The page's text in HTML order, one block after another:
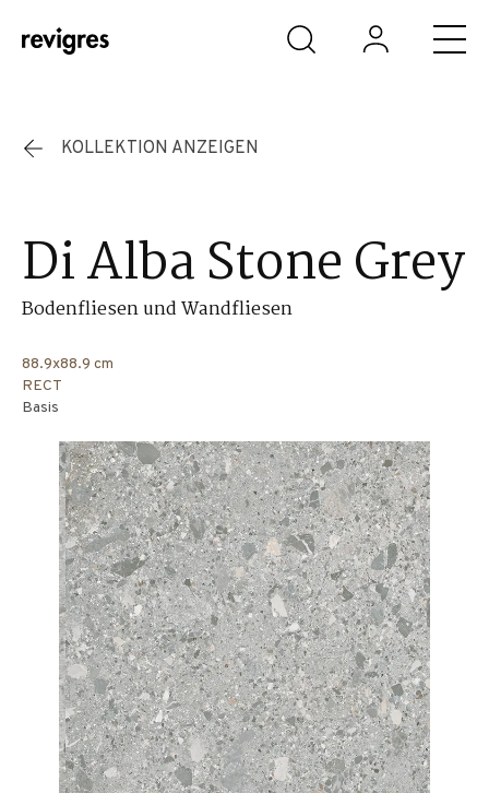
Zum Hauptinhalt springen
KOLLEKTION ANZEIGEN
Di Alba Stone Grey
Bodenfliesen und Wandfliesen
88.9x88.9 cm
RECT
Basis